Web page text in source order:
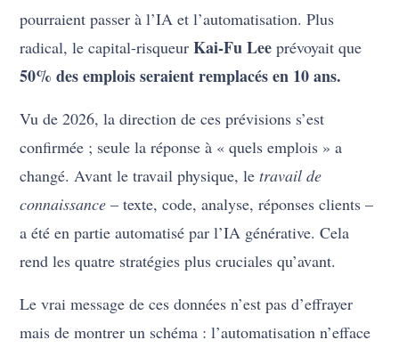
pourraient passer à l’IA et l’automatisation. Plus
radical, le capital-risqueurKai-Fu Lee prévoyait que
50% des emplois seraient remplacés en 10 ans.
Vu de 2026, la direction de ces prévisions s’est
confirmée ; seule la réponse à « quels emplois » a
changé. Avant le travail physique, letravail de
connaissance – texte, code, analyse, réponses clients –
a été en partie automatisé par l’IA générative. Cela
rend les quatre stratégies plus cruciales qu’avant.
Le vrai message de ces données n’est pas d’effrayer
mais de montrer un schéma : l’automatisation n’efface